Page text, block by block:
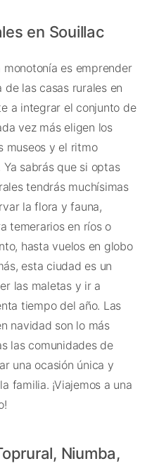
en Souillac
es emprender
de las casas rurales en
a integrar el conjunto de
vez más eligen los
museos y el ritmo
sabrás que si optas
tendrás muchísimas
la flora y fauna,
temerarios en ríos o
hasta vuelos en globo
esta ciudad es un
las maletas y ir a
tiempo del año. Las
navidad son lo más
las comunidades de
una ocasión única y
familia. ¡Viajemos a una
Niumba,